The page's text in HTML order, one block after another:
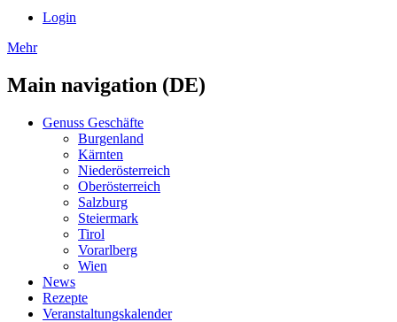
Login
Mehr
Main navigation (DE)
Genuss Geschäfte
Burgenland
Kärnten
Niederösterreich
Oberösterreich
Salzburg
Steiermark
Tirol
Vorarlberg
Wien
News
Rezepte
Veranstaltungskalender